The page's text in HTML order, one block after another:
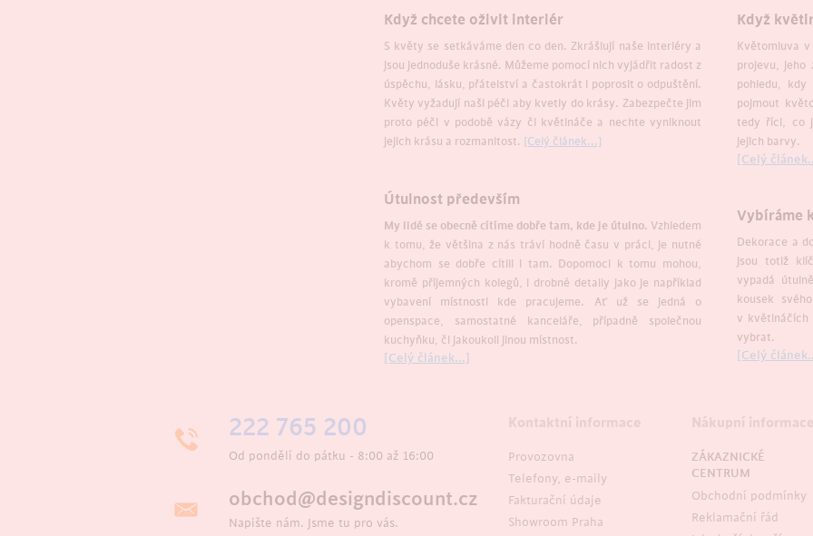
Když chcete oživit interiér
S květy se setkáváme den co den. Zkrášlují naše interiéry a
jsou jednoduše krásné. Můžeme pomocí nich vyjádřit radost z
úspěchu, lásku, přátelství a častokrát i poprosit o odpuštění.
Květy vyžadují naši péči aby kvetly do krásy. Zabezpečte jim
proto péči v podobě vázy či květináče a nechte vyniknout
jejich krásu a rozmanitost. [Celý článek...]
Útulnost především
My lidé se obecně cítíme dobře tam, kde je útulno. Vzhledem
k tomu, že většina z nás tráví hodně času v práci, je nutné
abychom se dobře cítili i tam. Dopomoci k tomu mohou,
kromě příjemných kolegů, i drobné detaily jako je například
vybavení místnosti kde pracujeme. Ať už se jedná o
openspace, samostatné kanceláře, případně společnou
kuchyňku, či jakoukoli jinou místnost.
[Celý článek...]
Když
Květomluva
projevu, jeho
pohledu,
pojmout
tedy říci, co
jejich barvy.
[Celý
Vybíráme
Dekorace a
jsou totiž
vypadá
kousek
v květináčích
vybrat.
[Celý
222 765 200
Od pondělí do pátku - 8:00 až 16:00
obchod@designdiscount.cz
Napište nám. Jsme tu pro vás.
Provozovna
Telefony, e-maily
Fakturační údaje
Showroom Praha
ZÁKAZNICKÉ
CENTRUM
Obchodní podmínky
Reklamační řád